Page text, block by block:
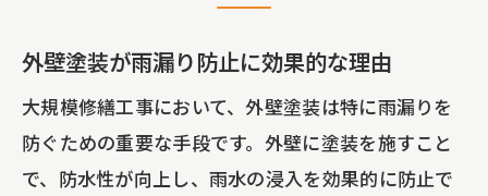
外壁塗装が雨漏り防止に効果的な理由
大規模修繕工事において、外壁塗装は特に雨漏りを
防ぐための重要な手段です。外壁に塗装を施すこと
で、防水性が向上し、雨水の浸入を効果的に防止で